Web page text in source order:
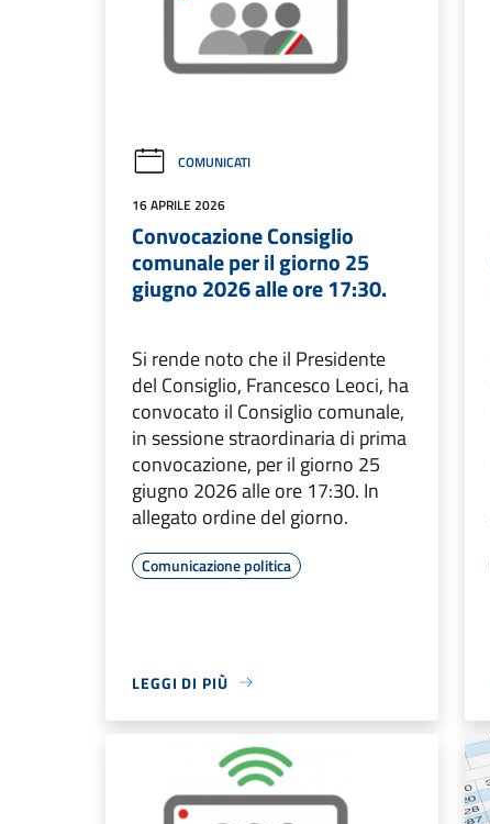
COMUNICATI
16 APRILE 2026
Convocazione Consiglio
comunale per il giorno 25
giugno 2026 alle ore 17:30.
Si rende noto che il Presidente
del Consiglio, Francesco Leoci, ha
convocato il Consiglio comunale,
in sessione straordinaria di prima
convocazione, per il giorno 25
giugno 2026 alle ore 17:30. In
allegato ordine del giorno.
Comunicazione politica
LEGGI DI PIÙ